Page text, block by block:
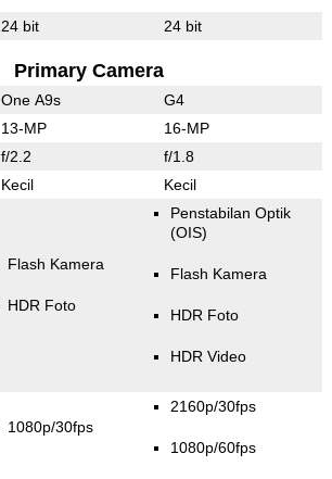
24 bit 24 bit
Primary Camera
One A9s G4
13-MP 16-MP
f/2.2 f/1.8
Kecil Kecil
Flash Kamera
HDR Foto
Penstabilan Optik
(OIS)
Flash Kamera
HDR Foto
HDR Video
1080p/30fps
2160p/30fps
1080p/60fps